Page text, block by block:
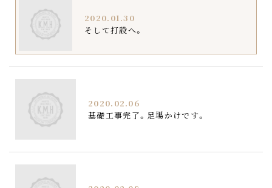
2020.01.30
そして打設へ。
2020.02.06
基礎工事完了。足場かけです。